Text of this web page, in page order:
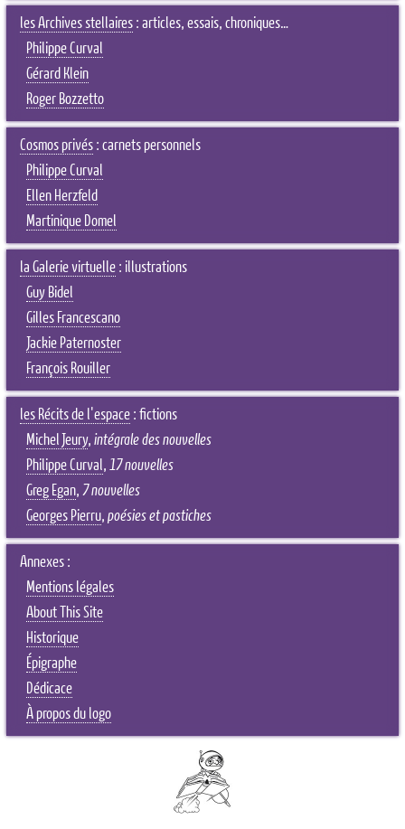
les Archives stellaires : articles, essais, chroniques…
Philippe Curval
Gérard Klein
Roger Bozzetto
Cosmos privés : carnets personnels
Philippe Curval
Ellen Herzfeld
Martinique Domel
la Galerie virtuelle : illustrations
Guy Bidel
Gilles Francescano
Jackie Paternoster
François Rouiller
les Récits de l'espace : fictions
Michel Jeury, intégrale des nouvelles
Philippe Curval, 17 nouvelles
Greg Egan, 7 nouvelles
Georges Pierru, poésies et pastiches
Annexes :
Mentions légales
About This Site
Historique
Épigraphe
Dédicace
À propos du logo